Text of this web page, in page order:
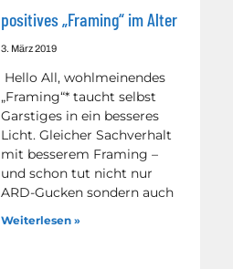
positives „Framing“ im Alter
3. März 2019
Hello All, wohlmeinendes
„Framing“* taucht selbst
Garstiges in ein besseres
Licht. Gleicher Sachverhalt
mit besserem Framing –
und schon tut nicht nur
ARD-Gucken sondern auch
Weiterlesen »